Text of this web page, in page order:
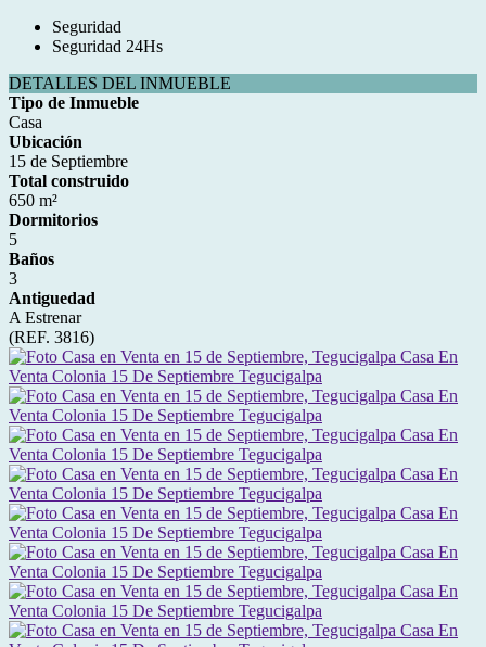
Seguridad
Seguridad 24Hs
DETALLES DEL INMUEBLE
Tipo de Inmueble
Casa
Ubicación
15 de Septiembre
Total construido
650 m²
Dormitorios
5
Baños
3
Antiguedad
A Estrenar
(REF. 3816)